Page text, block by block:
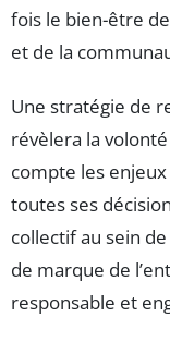
fois le bien-être
et de la
Une stratégie de
révèlera la
compte les
toutes ses
collectif au sein
de marque de
responsable et